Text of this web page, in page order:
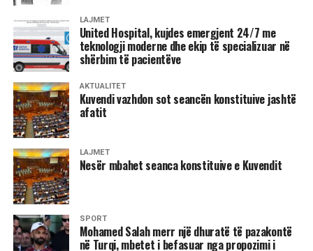
Në shkencat mjekësore, si Biokimi Mjekësore,
Bioteknologji dhe Stomatologji, u adresuan biofizika e
diagnostika bashkëkohore, strategjitë rigjeneruese në
kirurgji, materialet moderne protetike, përdorimi i realitetit
virtual në stomatologji dhe teknologjitë e avancuara si
CBCT e MRI.
Nga ana tjetër, Fakulteti Juridik ndërthuri teorinë ligjore me
teknologjinë, duke diskutuar mbi ndikimin e Inteligjencës
Artificiale në etikë, privatësi, demokraci dhe lidership, i
shoqëruar me vizita praktike mediale.
Zhvillime të rëndësishme pati edhe në fushën e
Ndërmarrësisë, Inovacionit dhe Produkteve Profesionale
(FMBE), ku u zhvilluan punëtori mbi marketingun e orientuar
LAJMET
United Hospital, kujdes emergjent 24/7 me
teknologji moderne dhe ekip të specializuar në
shërbim të pacientëve
AKTUALITET
Kuvendi vazhdon sot seancën konstituive jashtë
afatit
LAJMET
Nesër mbahet seanca konstituive e Kuvendit
SPORT
Mohamed Salah merr një dhuratë të pazakontë
në Turqi, mbetet i befasuar nga propozimi i